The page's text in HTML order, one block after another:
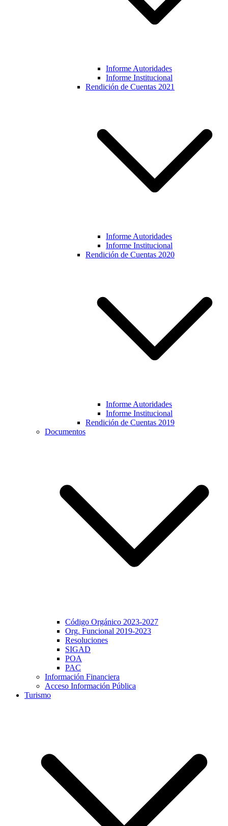
Informe Autoridades
Informe Institucional
Rendición de Cuentas 2021
Informe Autoridades
Informe Institucional
Rendición de Cuentas 2020
Informe Autoridades
Informe Institucional
Rendición de Cuentas 2019
Documentos
Código Orgánico 2023-2027
Org. Funcional 2019-2023
Resoluciones
SIGAD
POA
PAC
Información Financiera
Acceso Información Pública
Turismo